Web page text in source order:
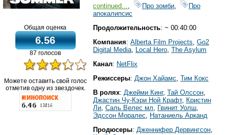
Общая оценка
6.56
87 голосов
Можете оставить свой голос
отметив одну из звездочек.
continued...
Про зомби
Про
апокалипсис
Продолжительность: ~ 00:40:00
Компания: Alberta Film Projects Go2
Digital Media Local Hero The Asylum
Канал: NetFlix
Режиссеры: Джон Хайамс Тим Кокс
В ролях: Джейми Кинг, Тай Олссон
Джастин Чу-Кэри Ной Крафт, Кристин
Ли Саль Велес мл Гвинит Уолш
Эдссон Моралес
Натаниель Арканд
Продюсеры: Дженнифер Дервингсон